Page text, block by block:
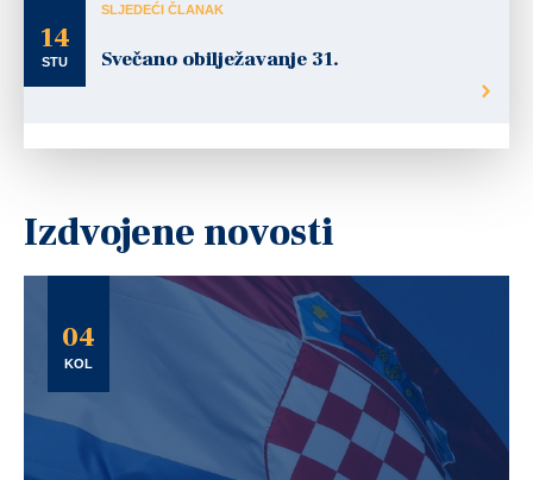
14
STU
SLJEDEĆI ČLANAK
Svečano obilježavanje 31.
Izdvojene novosti
04
KOL